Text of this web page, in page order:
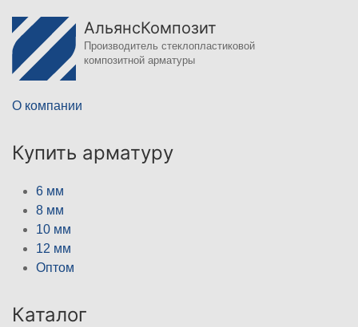
АльянсКомпозит
Производитель стеклопластиковой
композитной арматуры
О компании
Купить арматуру
6 мм
8 мм
10 мм
12 мм
Оптом
Каталог